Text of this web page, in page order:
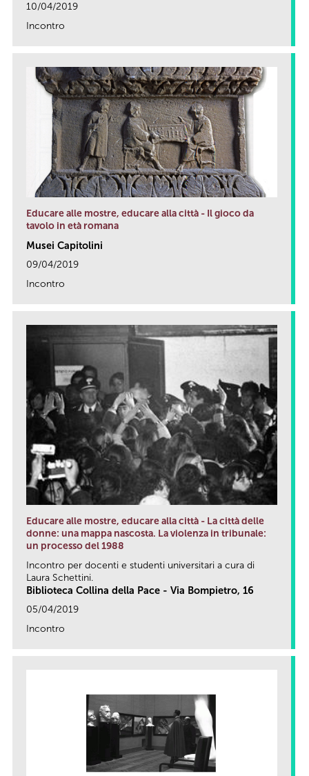
10/04/2019
Incontro
Educare alle mostre, educare alla città - Il gioco da
tavolo in età romana
Musei Capitolini
09/04/2019
Incontro
Educare alle mostre, educare alla città - La città delle
donne: una mappa nascosta. La violenza in tribunale:
un processo del 1988
Incontro per docenti e studenti universitari a cura di
Laura Schettini.
Biblioteca Collina della Pace - Via Bompietro, 16
05/04/2019
Incontro